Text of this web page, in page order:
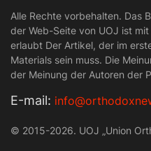
Alle Rechte vorbehalten. Das
der Web-Seite von UOJ ist
erlaubt Der Artikel, der im
Materials sein muss. Die
der Meinung der Autoren der
Е-mail:
© 2015-2026. UOJ „Union